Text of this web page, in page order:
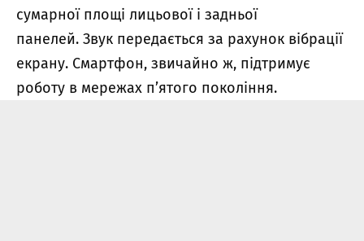
сумарної площі лицьової і задньої
панелей. Звук передається за рахунок вібрації
екрану. Смартфон, звичайно ж, підтримує
роботу в мережах п’ятого покоління.